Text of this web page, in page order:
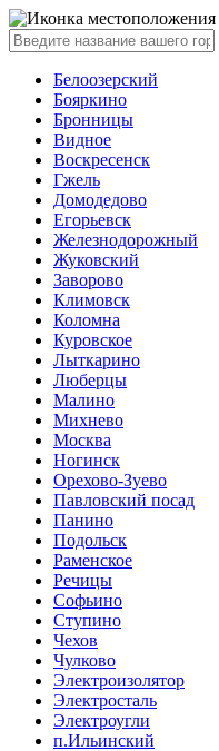
Белоозерский
Бояркино
Бронницы
Видное
Воскресенск
Гжель
Домодедово
Егорьевск
Железнодорожный
Жуковский
Заворово
Климовск
Коломна
Куровское
Лыткарино
Люберцы
Малино
Михнево
Москва
Ногинск
Орехово-Зуево
Павловский посад
Панино
Подольск
Раменское
Речицы
Софьино
Ступино
Чехов
Чулково
Электроизолятор
Электросталь
Электроугли
п.Ильинский